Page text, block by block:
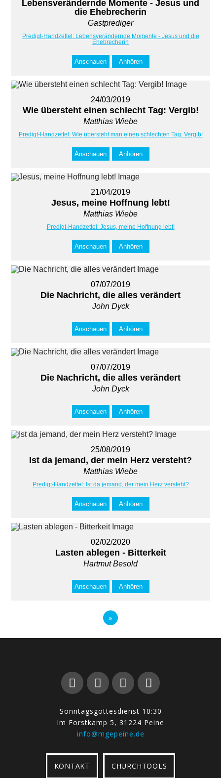
Lebensverändernde Momente - Jesus und
die Ehebrecherin
Gastprediger
Predigt-Handzettel: Lebensverändernde Momente - Jesus und die
Ehebrecherin
Anschauen Anhören
24/03/2019
Wie übersteht einen schlecht Tag: Vergib!
Matthias Wiebe
Predigt-Handzettel: Wie übersteht man einen schlechten Tag: Vergib!
Anschauen Anhören
21/04/2019
Jesus, meine Hoffnung lebt!
Matthias Wiebe
Predigt-Handzettel: Jesus, meine Hoffnung lebt!
Anschauen Anhören
07/07/2019
Die Nachricht, die alles verändert
John Dyck
Anschauen Anhören
07/07/2019
Die Nachricht, die alles verändert
John Dyck
Anschauen Anhören
25/08/2019
Ist da jemand, der mein Herz versteht?
Matthias Wiebe
Predigt-Handzettel: Ist da jemand, der mein Herz versteht?
Anschauen Anhören
02/02/2020
Lasten ablegen - Bitterkeit
Hartmut Besold
Anschauen Anhören
»
Sonntagsgottesdienst 10:30
Im Forstkamp 5, 31224 Peine
info@mgepeine.de
KONTAKT CHURCHTOOLS